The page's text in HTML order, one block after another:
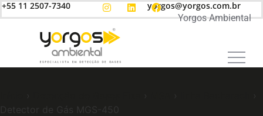
+55 11 2507-7340 yorgos@yorgos.com.br
Detector de Gás MGS-450
Yorgos Ambiental